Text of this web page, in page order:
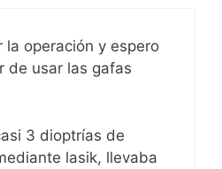
la operación y espero
de usar las gafas
3 dioptrías de
lasik, llevaba